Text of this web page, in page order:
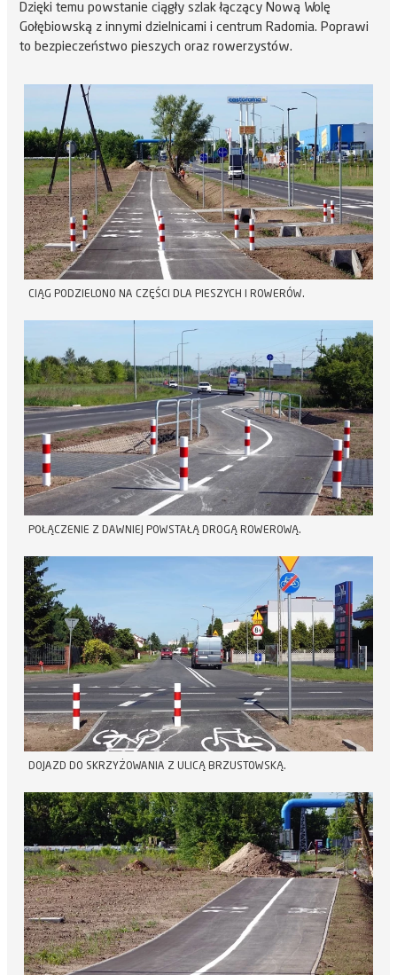
Dzięki temu powstanie ciągły szlak łączący Nową Wolę
Gołębiowską z innymi dzielnicami i centrum Radomia. Poprawi
to bezpieczeństwo pieszych oraz rowerzystów.
CIĄG PODZIELONO NA CZĘŚCI DLA PIESZYCH I ROWERÓW.
POŁĄCZENIE Z DAWNIEJ POWSTAŁĄ DROGĄ ROWEROWĄ.
DOJAZD DO SKRZYŻOWANIA Z ULICĄ BRZUSTOWSKĄ.